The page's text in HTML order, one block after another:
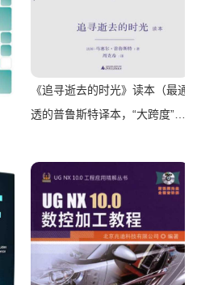
《追寻逝去的时光》读本（最通
透的普鲁斯特译本，“大跨度”节
罗斯特纸上展览》）（【法】马
塞尔•普鲁斯特，周克希译）
（广西师范大学出版社 2015）